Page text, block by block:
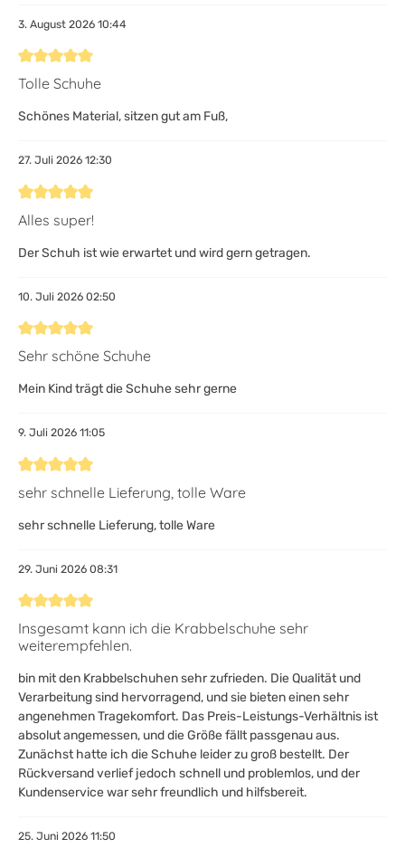
3. August 2026 10:44
Bewertung mit 5 von 5 Sternen
Tolle Schuhe
Schönes Material, sitzen gut am Fuß,
27. Juli 2026 12:30
Bewertung mit 5 von 5 Sternen
Alles super!
Der Schuh ist wie erwartet und wird gern getragen.
10. Juli 2026 02:50
Bewertung mit 5 von 5 Sternen
Sehr schöne Schuhe
Mein Kind trägt die Schuhe sehr gerne
9. Juli 2026 11:05
Bewertung mit 5 von 5 Sternen
sehr schnelle Lieferung, tolle Ware
sehr schnelle Lieferung, tolle Ware
29. Juni 2026 08:31
Bewertung mit 5 von 5 Sternen
Insgesamt kann ich die Krabbelschuhe sehr
weiterempfehlen.
bin mit den Krabbelschuhen sehr zufrieden. Die Qualität und
Verarbeitung sind hervorragend, und sie bieten einen sehr
angenehmen Tragekomfort. Das Preis-Leistungs-Verhältnis ist
absolut angemessen, und die Größe fällt passgenau aus.
Zunächst hatte ich die Schuhe leider zu groß bestellt. Der
Rückversand verlief jedoch schnell und problemlos, und der
Kundenservice war sehr freundlich und hilfsbereit.
25. Juni 2026 11:50